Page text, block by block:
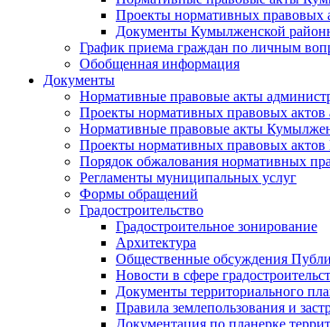
Проекты нормативных
Документы Кумылженской
График приема граждан по личным
Обобщенная информация
Документы
Нормативные правовые акты
Проекты нормативных правовых
Нормативные правовые акты
Проекты нормативных правовых
Порядок обжалования нормативных
Регламенты муниципальных услуг
Формы обращений
Градостроительство
Градостроительное зонирование
Архитектура
Общественные обсуждения
Новости в сфере
Документы территориального
Правила землепользования и
Документация по планерке